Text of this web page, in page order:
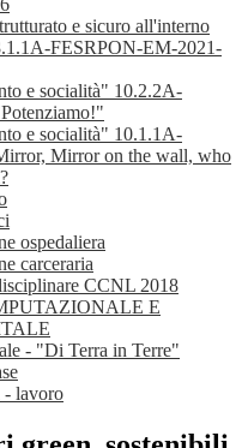
e sicuro all'interno
FESRPON-EM-2021-
e socialità" 10.2.2A-
e socialità" 10.1.1A-
Mirror on the wall, who
ospedaliera
carceraria
CCNL 2018
E
- "Di Terra in Terre"
- lavoro